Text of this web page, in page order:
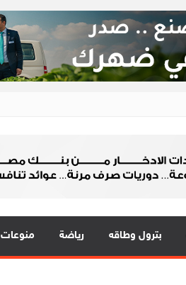
بترول وطاقه رياضة منوعات